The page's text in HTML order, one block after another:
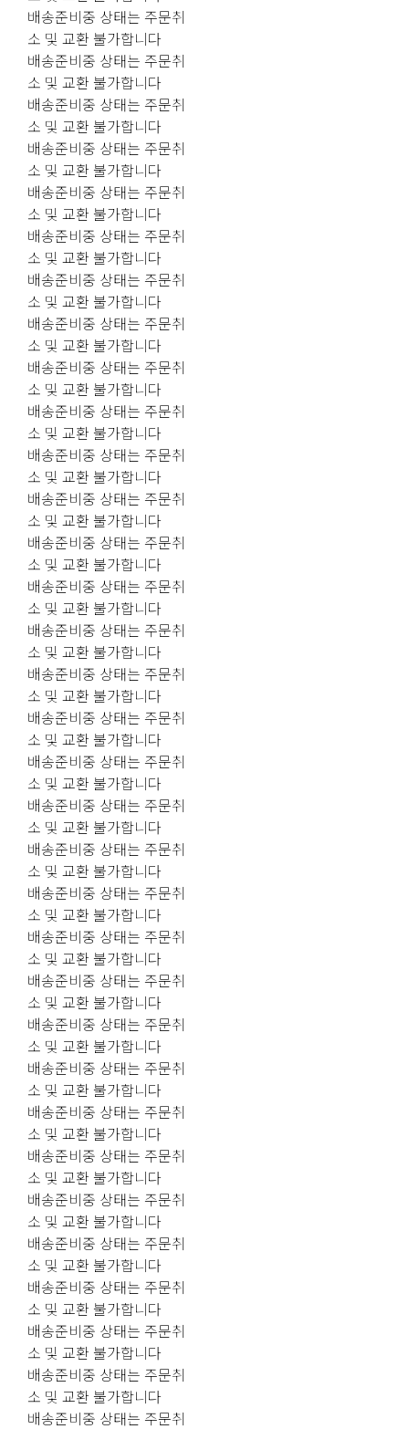
배송준비중 상태는 주문취
소 및 교환 불가합니다
배송준비중 상태는 주문취
소 및 교환 불가합니다
배송준비중 상태는 주문취
소 및 교환 불가합니다
배송준비중 상태는 주문취
소 및 교환 불가합니다
배송준비중 상태는 주문취
소 및 교환 불가합니다
배송준비중 상태는 주문취
소 및 교환 불가합니다
배송준비중 상태는 주문취
소 및 교환 불가합니다
배송준비중 상태는 주문취
소 및 교환 불가합니다
배송준비중 상태는 주문취
소 및 교환 불가합니다
배송준비중 상태는 주문취
소 및 교환 불가합니다
배송준비중 상태는 주문취
소 및 교환 불가합니다
배송준비중 상태는 주문취
소 및 교환 불가합니다
배송준비중 상태는 주문취
소 및 교환 불가합니다
배송준비중 상태는 주문취
소 및 교환 불가합니다
배송준비중 상태는 주문취
소 및 교환 불가합니다
배송준비중 상태는 주문취
소 및 교환 불가합니다
배송준비중 상태는 주문취
소 및 교환 불가합니다
배송준비중 상태는 주문취
소 및 교환 불가합니다
배송준비중 상태는 주문취
소 및 교환 불가합니다
배송준비중 상태는 주문취
소 및 교환 불가합니다
배송준비중 상태는 주문취
소 및 교환 불가합니다
배송준비중 상태는 주문취
소 및 교환 불가합니다
배송준비중 상태는 주문취
소 및 교환 불가합니다
배송준비중 상태는 주문취
소 및 교환 불가합니다
배송준비중 상태는 주문취
소 및 교환 불가합니다
배송준비중 상태는 주문취
소 및 교환 불가합니다
배송준비중 상태는 주문취
소 및 교환 불가합니다
배송준비중 상태는 주문취
소 및 교환 불가합니다
배송준비중 상태는 주문취
소 및 교환 불가합니다
배송준비중 상태는 주문취
소 및 교환 불가합니다
배송준비중 상태는 주문취
소 및 교환 불가합니다
배송준비중 상태는 주문취
소 및 교환 불가합니다
배송준비중 상태는 주문취